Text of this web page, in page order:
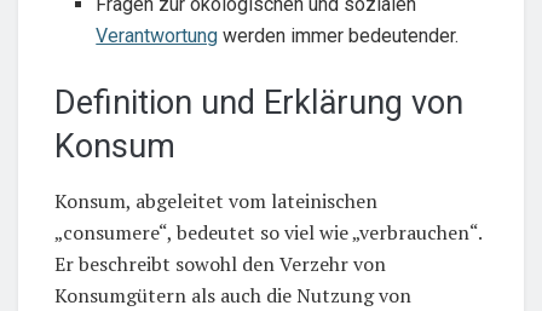
Verantwortung werden immer bedeutender.
Definition und Erklärung von
Konsum
Konsum, abgeleitet vom lateinischen
„consumere“, bedeutet so viel wie „verbrauchen“.
Er beschreibt sowohl den Verzehr von
Konsumgütern als auch die Nutzung von